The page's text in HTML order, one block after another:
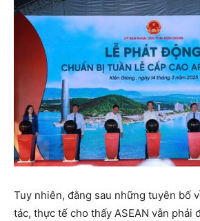
Tuy nhiên, đằng sau những tuyên bố
tác, thực tế cho thấy ASEAN vẫn phải